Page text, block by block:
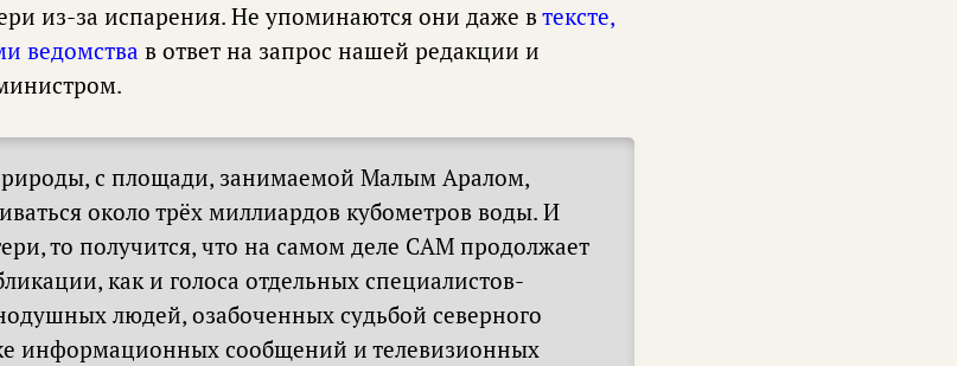
из-за испарения. Не упоминаются они даже втексте,
ведомства в ответ на запрос нашей редакции и
с площади, занимаемой Малым Аралом,
около трёх миллиардов кубометров воды. И
то получится, что на самом деле САМ продолжает
как и голоса отдельных специалистов-
людей, озабоченных судьбой северного
информационных сообщений и телевизионных